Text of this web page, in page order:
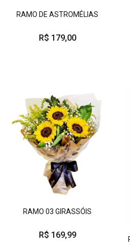
RAMO DE ASTROMÉLIAS
R$ 179,00
RAMO 03 GIRASSÓIS
R$ 169,99